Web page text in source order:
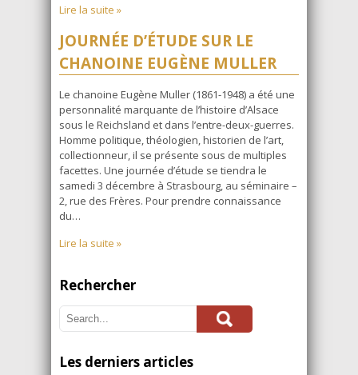
Lire la suite »
JOURNÉE D’ÉTUDE SUR LE
CHANOINE EUGÈNE MULLER
Le chanoine Eugène Muller (1861-1948) a été une
personnalité marquante de l’histoire d’Alsace
sous le Reichsland et dans l’entre-deux-guerres.
Homme politique, théologien, historien de l’art,
collectionneur, il se présente sous de multiples
facettes. Une journée d’étude se tiendra le
samedi 3 décembre à Strasbourg, au séminaire –
2, rue des Frères. Pour prendre connaissance
du…
Lire la suite »
Rechercher
Les derniers articles